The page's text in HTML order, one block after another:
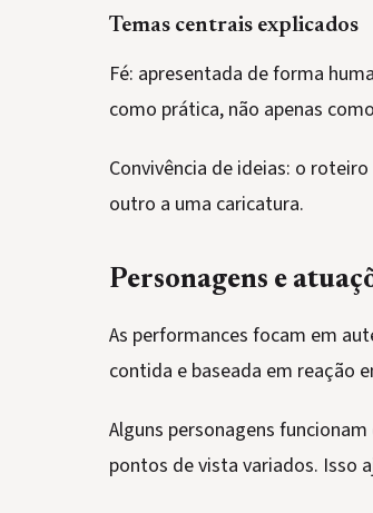
Temas centrais explicados
Fé: apresentada de forma
como prática, não apenas
Convivência de ideias: o
outro a uma caricatura.
Personagens e
As performances focam em
contida e baseada em reação
Alguns personagens
pontos de vista variados. Isso